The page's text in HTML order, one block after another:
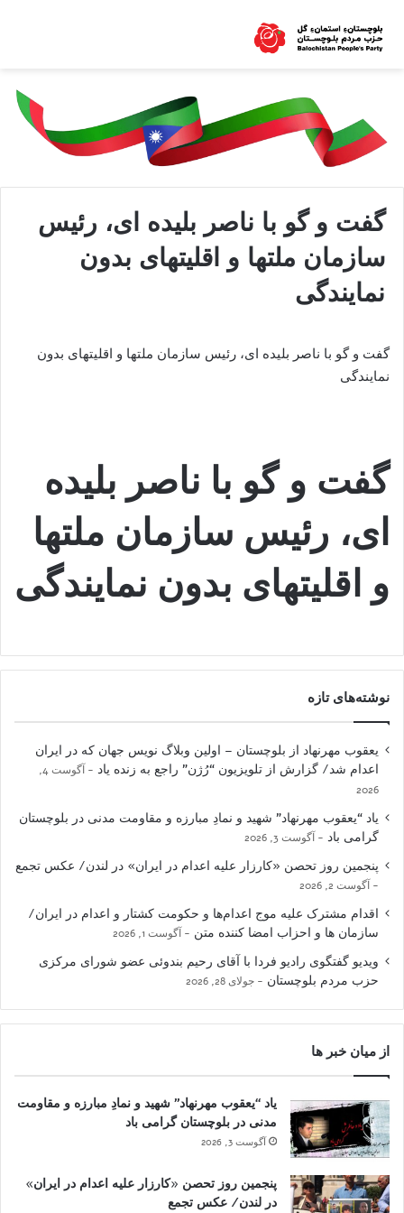
گفت و گو با ناصر بلیده ای، رئیس
سازمان ملتها و اقلیتهای بدون
نمایندگی
گفت و گو با ناصر بلیده ای، رئیس سازمان ملتها و اقلیتهای بدون
نمایندگی
گفت و گو با ناصر بلیده
ای، رئیس سازمان ملتها
و اقلیتهای بدون نمایندگی
نوشته‌های تازه
یعقوب مهرنهاد از بلوچستان – اولین وبلاگ نویس جهان که در ایران
اعدام شد/ گزارش از تلویزیون “رُژن” راجع به زنده یاد
آگوست 4,
2026
یاد “یعقوب مهرنهاد” شهید و نمادِ مبارزه و مقاومت مدنی در بلوچستان
گرامی باد
آگوست 3, 2026
پنجمین روز تحصن «کارزار علیه اعدام در ایران» در لندن/ عکس تجمع
آگوست 2, 2026
اقدام مشترک علیه موج اعدام‌ها و حکومت کشتار و اعدام در ایران/
سازمان ها و احزاب امضا کننده متن
آگوست 1, 2026
ویدیو گفتگوی رادیو فردا با آقای رحیم بندوئی عضو شورای مرکزی
حزب مردم بلوچستان
جولای 28, 2026
از میان خبر ها
یاد “یعقوب مهرنهاد” شهید و نمادِ مبارزه و مقاومت
مدنی در بلوچستان گرامی باد
آگوست 3, 2026
پنجمین روز تحصن «کارزار علیه اعدام در ایران»
در لندن/ عکس تجمع